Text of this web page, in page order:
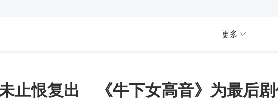
更多
止恨复出 《牛下女高音》为最后